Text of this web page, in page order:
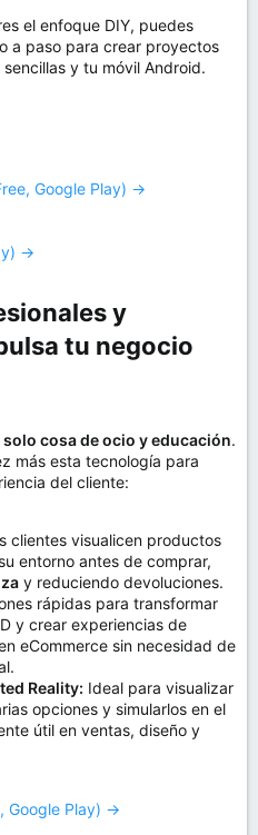
el enfoque DIY, puedes
a paso para crear proyectos
y tu móvil Android.
Google Play) →
→
y
tu negocio
cosa de ocio y educación.
más esta tecnología para
del cliente:
clientes visualicen productos
entorno antes de comprar,
y reduciendo devoluciones.
rápidas para transformar
y crear experiencias de
eCommerce sin necesidad de
Reality: Ideal para visualizar
opciones y simularlos en el
útil en ventas, diseño y
Google Play) →